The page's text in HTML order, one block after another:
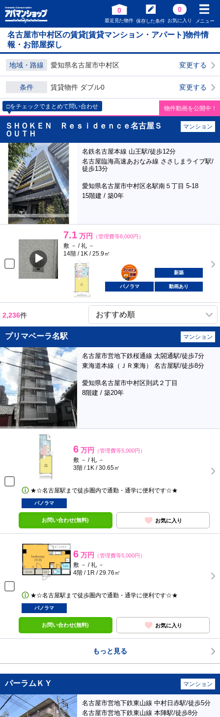
0
最近見た物件 保存した条件
0
お気に入り メニュー
名古屋市中村区の賃貸[賃貸マンション・アパート]物件情
報・お部屋探し
地域・路線 愛知県名古屋市中村区 変更する
条件 賃貸物件 ダブル0 変更する
□をチェックでまとめて問い合わせ 物件動画を公開中！
ＳＨＯＫＥＮ Ｒｅｓｉｄｅｎｃｅ名古屋Ｓ
ＯＵＴＨ
マンション
名鉄名古屋本線 山王駅/徒歩12分
名古屋臨海高速あおなみ線 ささしまライブ駅/
徒歩13分
愛知県名古屋市中村区名駅南５丁目 5-18
15階建 / 築0年
7.1 万円 （管理費等8,000円）
敷 － / 礼 －
14階 / 1K / 25.9㎡
ポンタ
部屋
新築
パノラマ 動画あり
2,236件
プリマベーラ名駅 マンション
名古屋市営地下鉄桜通線 太閤通駅/徒歩7分
東海道本線（ＪＲ東海） 名古屋駅/徒歩8分
愛知県名古屋市中村区則武２丁目
8階建 / 築20年
6 万円 （管理費等5,000円）
敷 － / 礼 －
3階 / 1K / 30.65㎡
★☆名古屋駅まで徒歩圏内で通勤・通学に便利です☆★
パノラマ
お問い合わせ(無料) お気に入り
6 万円 （管理費等5,000円）
敷 － / 礼 －
4階 / 1R / 29.76㎡
★☆名古屋駅まで徒歩圏内で通勤・通学に便利です☆★
パノラマ
お問い合わせ(無料) お気に入り
もっと見る
パーラムＫＹ マンション
名古屋市営地下鉄東山線 中村日赤駅/徒歩5分
名古屋市営地下鉄東山線 本陣駅/徒歩8分